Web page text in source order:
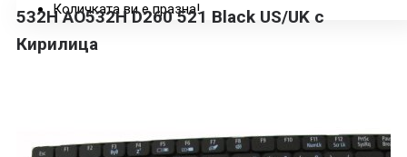
Количката ви е празна!
532H AO532H D260 521 Black US/UK с
Кирилица